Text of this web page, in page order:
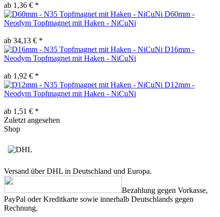
ab 1,36 € *
D60mm -
Neodym Topfmagnet mit Haken - NiCuNi
ab 34,13 € *
D16mm -
Neodym Topfmagnet mit Haken - NiCuNi
ab 1,92 € *
D12mm -
Neodym Topfmagnet mit Haken - NiCuNi
ab 1,51 € *
Zuletzt angesehen
Shop
Versand über DHL in Deutschland und Europa.
Bezahlung gegen Vorkasse,
PayPal oder Kreditkarte sowie innerhalb Deutschlands gegen
Rechnung.